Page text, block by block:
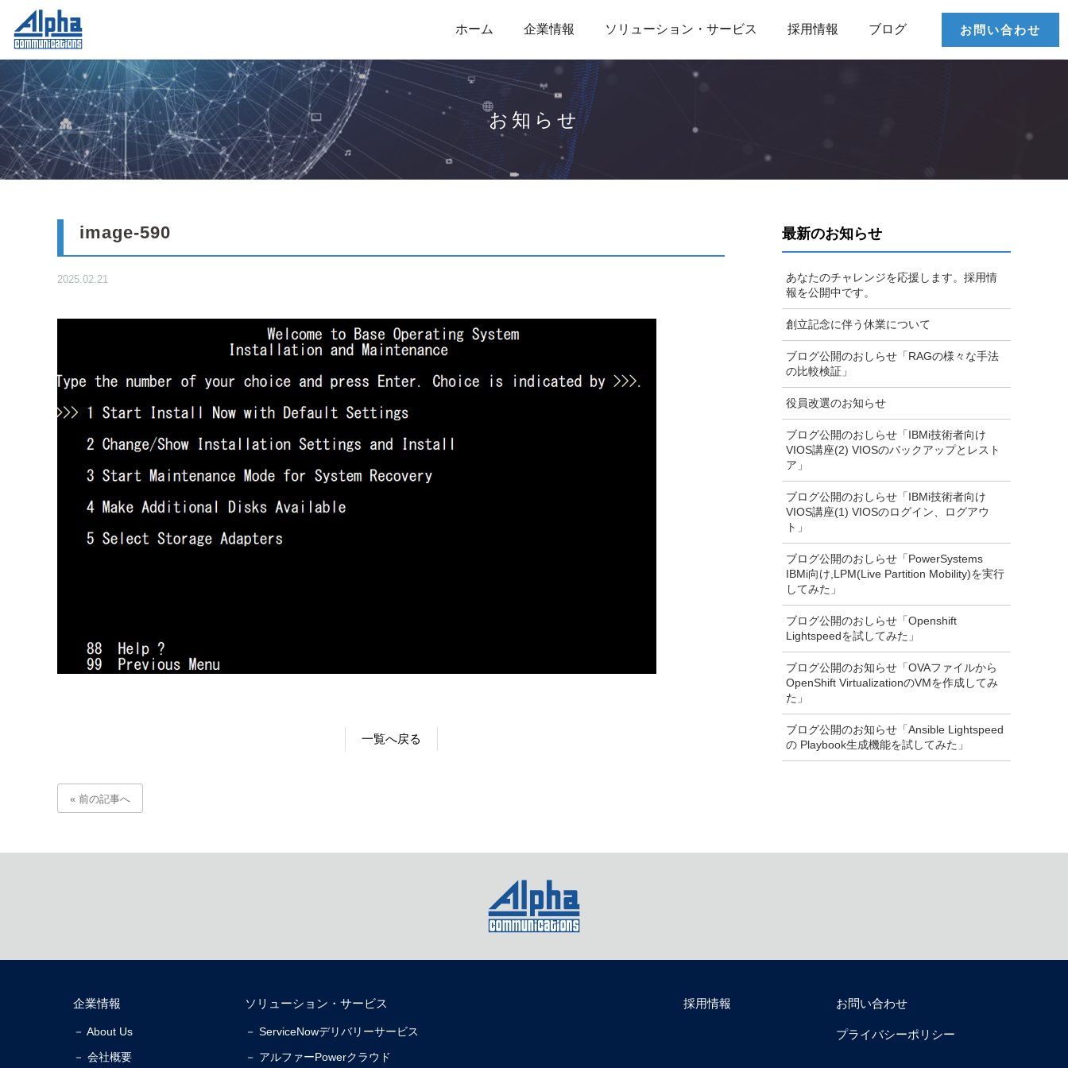
ホーム 企業情報 ソリューション・サービス 採用情報 ブログ お問い合わせ
お知らせ
image-590
2025.02.21
一覧へ戻る
« 前の記事へ
最新のお知らせ
あなたのチャレンジを応援します。採用情
報を公開中です。
創立記念に伴う休業について
ブログ公開のおしらせ「RAGの様々な手法
の比較検証」
役員改選のお知らせ
ブログ公開のおしらせ「IBMi技術者向け
VIOS講座(2) VIOSのバックアップとレスト
ア」
ブログ公開のおしらせ「IBMi技術者向け
VIOS講座(1) VIOSのログイン、ログアウ
ト」
ブログ公開のおしらせ「PowerSystems
IBMi向け,LPM(Live Partition Mobility)を実行
してみた」
ブログ公開のおしらせ「Openshift
Lightspeedを試してみた」
ブログ公開のお知らせ「OVAファイルから
OpenShift VirtualizationのVMを作成してみ
た」
ブログ公開のお知らせ「Ansible Lightspeed
の Playbook生成機能を試してみた」
企業情報
－ About Us
－ 会社概要
ソリューション・サービス
－ ServiceNowデリバリーサービス
－ アルファーPowerクラウド
採用情報 お問い合わせ
プライバシーポリシー